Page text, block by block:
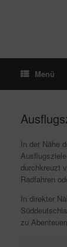
Menü
In der Nähe
durchkreuzt
Radfahren
In direkter
zu